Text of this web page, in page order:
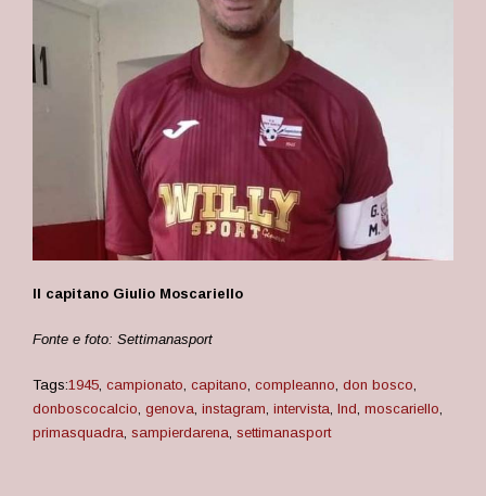
Il capitano Giulio Moscariello
Fonte e foto: Settimanasport
Tags:1945, campionato, capitano, compleanno, don bosco,
donboscocalcio, genova, instagram, intervista, lnd, moscariello,
primasquadra, sampierdarena, settimanasport